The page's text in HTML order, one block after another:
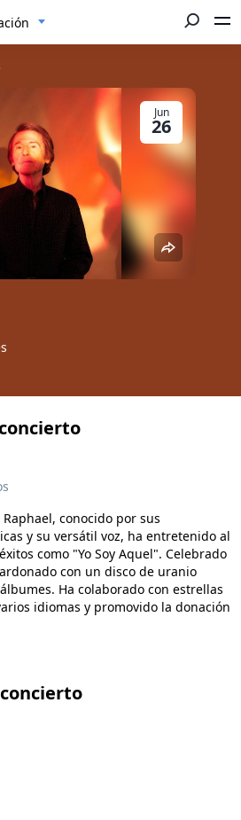
Jun
26
conocido por sus
y su versátil voz, ha entretenido al
como "Yo Soy Aquel". Celebrado
con un disco de uranio
Ha colaborado con estrellas
idiomas y promovido la donación